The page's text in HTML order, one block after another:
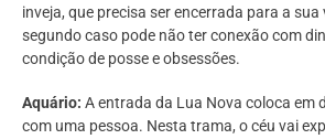
inveja, que precisa ser encerrada para a
segundo caso pode não ter conexão com
condição de posse e obsessões.
Aquário: A entrada da Lua Nova coloca em
com uma pessoa. Nesta trama, o céu vai